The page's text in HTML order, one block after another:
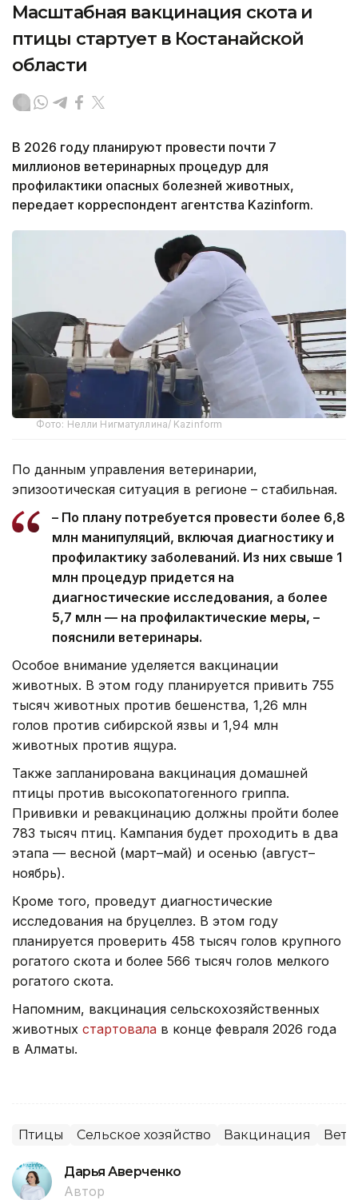
Масштабная вакцинация скота и
птицы стартует в Костанайской
области
В 2026 году планируют провести почти 7
миллионов ветеринарных процедур для
профилактики опасных болезней животных,
передает корреспондент агентства Kazinform.
Фото: Нелли Нигматуллина/ Kazinform
По данным управления ветеринарии,
эпизоотическая ситуация в регионе – стабильная.
– По плану потребуется провести более 6,8
млн манипуляций, включая диагностику и
профилактику заболеваний. Из них свыше 1
млн процедур придется на
диагностические исследования, а более
5,7 млн — на профилактические меры, –
пояснили ветеринары.
Особое внимание уделяется вакцинации
животных. В этом году планируется привить 755
тысяч животных против бешенства, 1,26 млн
голов против сибирской язвы и 1,94 млн
животных против ящура.
Также запланирована вакцинация домашней
птицы против высокопатогенного гриппа.
Прививки и ревакцинацию должны пройти более
783 тысяч птиц. Кампания будет проходить в два
этапа — весной (март–май) и осенью (август–
ноябрь).
Кроме того, проведут диагностические
исследования на бруцеллез. В этом году
планируется проверить 458 тысяч голов крупного
рогатого скота и более 566 тысяч голов мелкого
рогатого скота.
Напомним, вакцинация сельскохозяйственных
животных стартовала в конце февраля 2026 года
в Алматы.
Птицы Сельское хозяйство Вакцинация
Дарья Аверченко
Автор